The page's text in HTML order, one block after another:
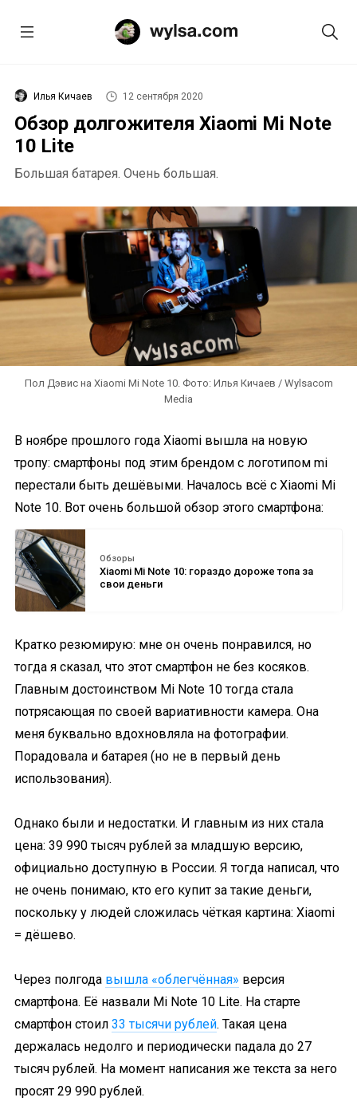
Илья Кичаев 12 сентября 2020
Обзор долгожителя Xiaomi Mi Note
10 Lite
Большая батарея. Очень большая.
Пол Дэвис на Xiaomi Mi Note 10. Фото: Илья Кичаев / Wylsacom
Media
В ноябре прошлого года Xiaomi вышла на новую
тропу: смартфоны под этим брендом с логотипом mi
перестали быть дешёвыми. Началось всё с Xiaomi Mi
Note 10. Вот очень большой обзор этого смартфона:
Обзоры
Xiaomi Mi Note 10: гораздо дороже топа за
свои деньги
Кратко резюмирую: мне он очень понравился, но
тогда я сказал, что этот смартфон не без косяков.
Главным достоинством Mi Note 10 тогда стала
потрясающая по своей вариативности камера. Она
меня буквально вдохновляла на фотографии.
Порадовала и батарея (но не в первый день
использования).
Однако были и недостатки. И главным из них стала
цена: 39 990 тысяч рублей за младшую версию,
официально доступную в России. Я тогда написал, что
не очень понимаю, кто его купит за такие деньги,
поскольку у людей сложилась чёткая картина: Xiaomi
= дёшево.
Через полгода вышла «облегчённая» версия
смартфона. Её назвали Mi Note 10 Lite. На старте
смартфон стоил 33 тысячи рублей. Такая цена
держалась недолго и периодически падала до 27
тысяч рублей. На момент написания же текста за него
просят 29 990 рублей.